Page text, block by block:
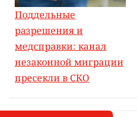
Поддельные
разрешения и
медсправки: канал
незаконной миграции
пресекли в СКО